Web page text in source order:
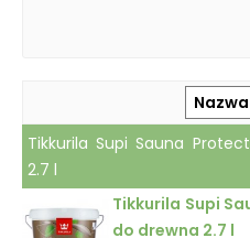
Tikkurila Supi Sauna
2.7 l
Tikkurila Supi
do drewna 2.7 l